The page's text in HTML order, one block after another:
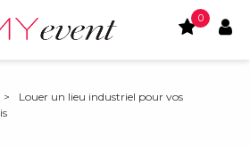
0
>
Louer un lieu industriel pour vos